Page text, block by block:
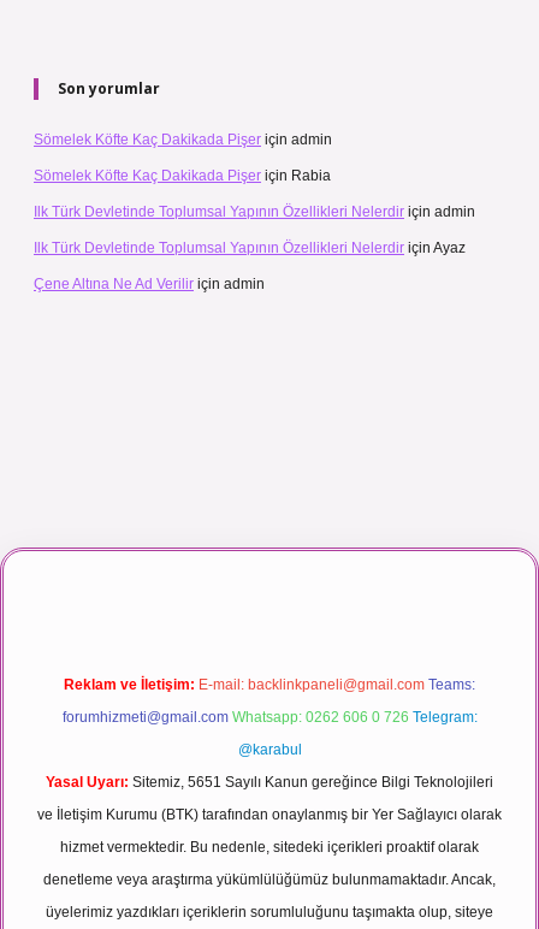
Son yorumlar
Sömelek Köfte Kaç Dakikada Pişer için admin
Sömelek Köfte Kaç Dakikada Pişer için Rabia
Ilk Türk Devletinde Toplumsal Yapının Özellikleri Nelerdir için admin
Ilk Türk Devletinde Toplumsal Yapının Özellikleri Nelerdir için Ayaz
Çene Altına Ne Ad Verilir için admin
izle
Reklam ve İletişim: E-mail: backlinkpaneli@gmail.com Teams:
forumhizmeti@gmail.com Whatsapp: 0262 606 0 726 Telegram:
@karabul
Yasal Uyarı: Sitemiz, 5651 Sayılı Kanun gereğince Bilgi Teknolojileri
ve İletişim Kurumu (BTK) tarafından onaylanmış bir Yer Sağlayıcı olarak
hizmet vermektedir. Bu nedenle, sitedeki içerikleri proaktif olarak
denetleme veya araştırma yükümlülüğümüz bulunmamaktadır. Ancak,
üyelerimiz yazdıkları içeriklerin sorumluluğunu taşımakta olup, siteye